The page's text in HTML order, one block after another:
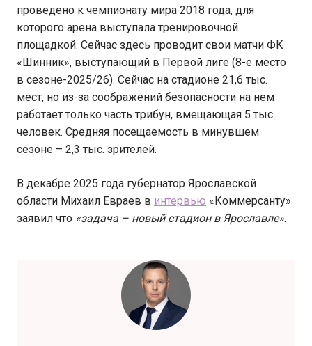
проведено к чемпионату мира 2018 года, для
которого арена выступала тренировочной
площадкой. Сейчас здесь проводит свои матчи ФК
«Шинник», выступающий в Первой лиге (8-е место
в сезоне-2025/26). Сейчас на стадионе 21,6 тыс.
мест, но из-за соображений безопасности на нем
работает только часть трибун, вмещающая 5 тыс.
человек. Средняя посещаемость в минувшем
сезоне – 2,3 тыс. зрителей.
В декабре 2025 года губернатор Ярославской
области Михаил Евраев в интервью «Коммерсанту»
заявил что «задача – новый стадион в Ярославле».